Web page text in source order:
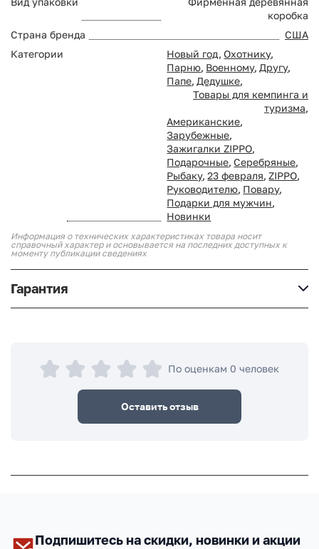
коробка
Страна бренда
США
Категории
Новый год, Охотнику,
Парню, Военному, Другу,
Папе, Дедушке,
Товары для кемпинга и
туризма,
Американские,
Зарубежные,
Зажигалки ZIPPO,
Подарочные, Серебряные,
Рыбаку, 23 февраля, ZIPPO,
Руководителю, Повару,
Подарки для мужчин,
Новинки
Информация о технических характеристиках товара носит
справочный характер и основывается на последних доступных к
моменту публикации сведениях
Гарантия
По оценкам 0 человек
Оставить отзыв
Подпишитесь на скидки, новинки и акции